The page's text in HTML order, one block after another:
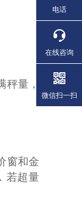
量，
窗和金
若超量
电话
在线咨询
微信扫一扫